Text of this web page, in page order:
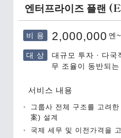
엔터프라이즈 플랜
비 용 2,000,000 엔
대 상
대규모 투자 · 다국
무 조율이 동반되는
서비스 내용
그룹사 전체 구조를 고려
案) 설계
국제 세무 및 이전가격을